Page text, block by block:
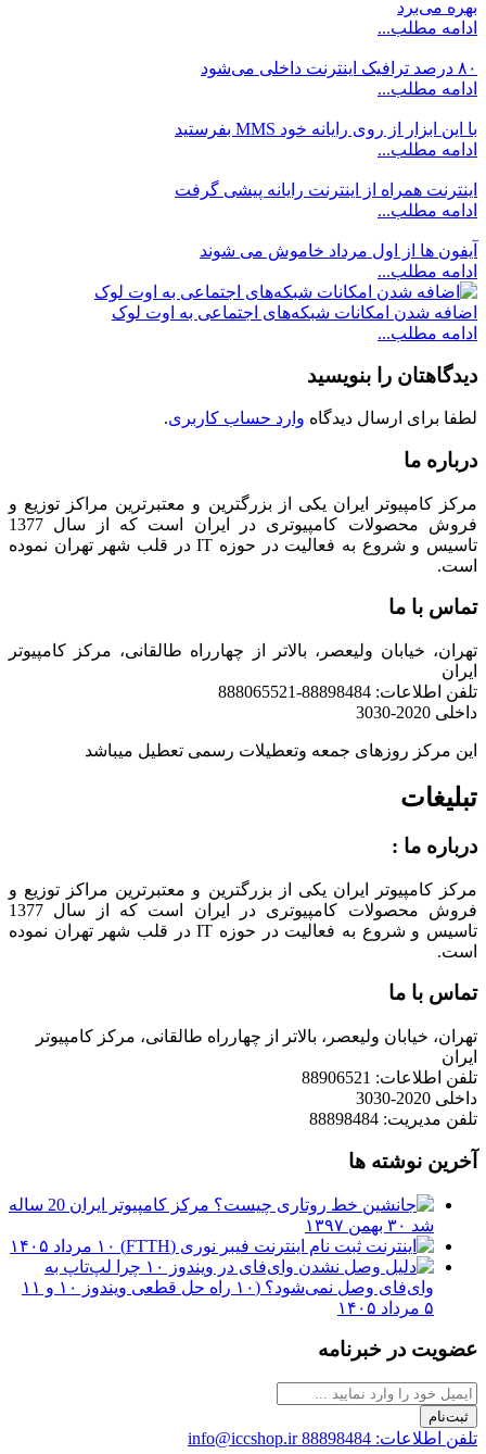
بهره می‌برد
ادامه مطلب...
۸۰ درصد ترافیک اینترنت داخلی می‌شود
ادامه مطلب...
با این ابزار از روی رایانه خود MMS بفرستید
ادامه مطلب...
اینترنت همراه از اینترنت رایانه پیشی گرفت
ادامه مطلب...
آیفون ها از اول مرداد خاموش می شوند
ادامه مطلب...
اضافه شدن امکانات شبکه‌های اجتماعی به اوت لوک
ادامه مطلب...
دیدگاهتان را بنویسید
لطفا برای ارسال دیدگاه وارد حساب کاربری.
درباره ما
مرکز کامپیوتر ایران یکی از بزرگترین و معتبرترین مراکز توزیع و
فروش محصولات کامپیوتری در ایران است که از سال 1377
تاسیس و شروع به فعالیت در حوزه IT در قلب شهر تهران نموده
است.
تماس با ما
تهران، خیابان ولیعصر، بالاتر از چهارراه طالقانی، مرکز کامپیوتر
ایران
تلفن اطلاعات: 88898484-888065521
داخلی 2020-3030
این مرکز روزهای جمعه وتعطیلات رسمی تعطیل میباشد
تبلیغات
درباره ما :
مرکز کامپیوتر ایران یکی از بزرگترین و معتبرترین مراکز توزیع و
فروش محصولات کامپیوتری در ایران است که از سال 1377
تاسیس و شروع به فعالیت در حوزه IT در قلب شهر تهران نموده
است.
تماس با ما
تهران، خیابان ولیعصر، بالاتر از چهارراه طالقانی، مرکز کامپیوتر
ایران
تلفن اطلاعات: 88906521
داخلی 2020-3030
تلفن مدیریت: 88898484
آخرین نوشته ها
مرکز کامپیوتر ایران 20 ساله
شد ۳۰ بهمن ۱۳۹۷
ثبت نام اینترنت فیبر نوری (FTTH)
۱۰ مرداد ۱۴۰۵
چرا لپ‌تاپ به
وای‌فای وصل نمی‌شود؟ (۱۰ راه حل قطعی ویندوز ۱۰ و ۱۱
۵ مرداد ۱۴۰۵
عضویت در خبرنامه
ثبت‌نام
تلفن اطلاعات: 88898484 info@iccshop.ir